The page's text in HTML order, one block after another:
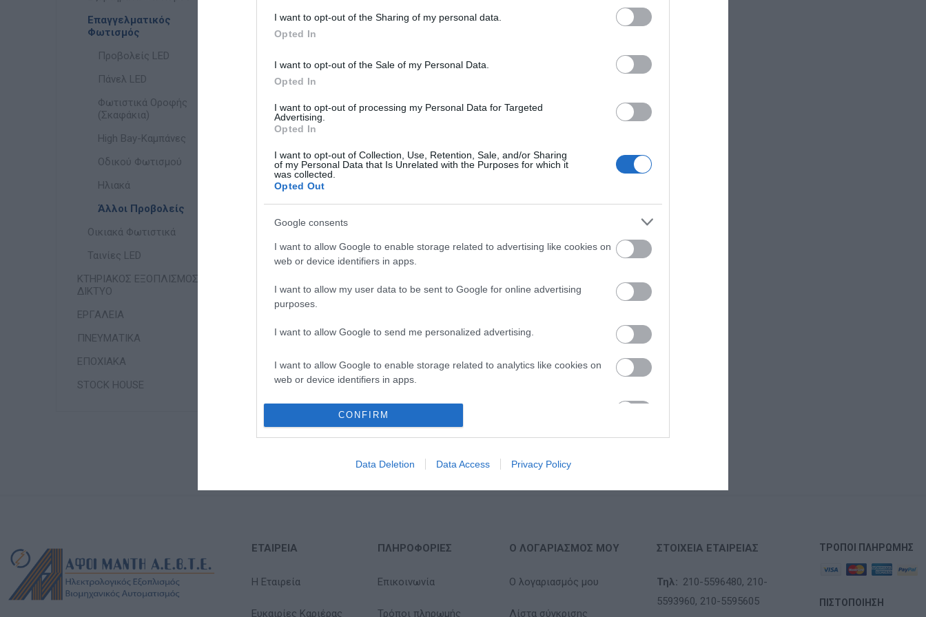
I want to opt-out of the Sharing of my personal data.
Opted In
I want to opt-out of the Sale of my Personal Data.
Opted In
I want to opt-out of processing my Personal Data for Targeted
Advertising.
Opted In
I want to opt-out of Collection, Use, Retention, Sale, and/or Sharing
of my Personal Data that Is Unrelated with the Purposes for which it
was collected.
Opted Out
Google consents
I want to allow Google to enable storage related to advertising like cookies on
web or device identifiers in apps.
I want to allow my user data to be sent to Google for online advertising
purposes.
I want to allow Google to send me personalized advertising.
I want to allow Google to enable storage related to analytics like cookies on
web or device identifiers in apps.
I want to allow Google to enable storage related to functionality of the website
CONFIRM
Data Deletion Data Access Privacy Policy
Επαγγελματικός
Φωτισμός
Προβολείς LED
Πάνελ LED
Φωτιστικά Οροφής
(Σκαφάκια)
High Bay-Καμπάνες
Οδικού Φωτισμού
Ηλιακά
Άλλοι Προβολείς
Οικιακά Φωτιστικά
Ταινίες LED
ΚΤΗΡΙΑΚΟΣ ΕΞΟΠΛΙΣΜΟΣ &
ΔΙΚΤΥΟ
ΕΡΓΑΛΕΙΑ
ΠΝΕΥΜΑΤΙΚΑ
ΕΠΟΧΙΑΚΑ
STOCK HOUSE
ΕΤΑΙΡΕΊΑ
Η Εταιρεία
Ευκαιρίες Καριέρας
ΠΛΗΡΟΦΟΡΊΕΣ
Επικοινωνία
Τρόποι πληρωμής
Ο ΛΟΓΑΡΙΑΣΜΌΣ ΜΟΥ
Ο λογαριασμός μου
Λίστα σύγκρισης
ΣΤΟΙΧΕΊΑ ΕΤΑΙΡΕΊΑΣ
Τηλ: 210-5596480, 210-
5593960, 210-5595605
ΤΡΌΠΟΙ ΠΛΗΡΩΜΉΣ
ΠΙΣΤΟΠΟΊΗΣΗ